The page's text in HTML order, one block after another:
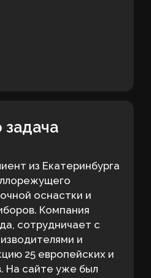
под запросы
бизнеса
были
запросам.
было
сайта
каталога
категорий